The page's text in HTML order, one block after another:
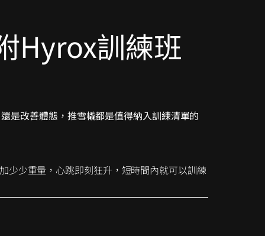
Hyrox訓練班
是改善體態，推雪橇都是值得納入訓練清單的
少少重量，心跳即刻狂升，短時間內就可以訓練